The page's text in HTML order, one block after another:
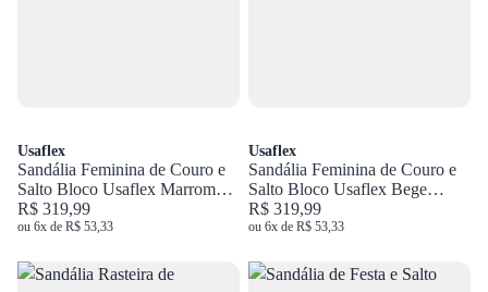
Usaflex
Sandália Feminina de Couro e
Salto Bloco Usaflex Marrom
Y8209
R$ 319,99
ou 6x de R$ 53,33
Usaflex
Sandália Feminina de Couro e
Salto Bloco Usaflex Bege
Y8209
R$ 319,99
ou 6x de R$ 53,33